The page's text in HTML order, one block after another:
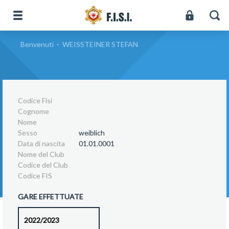
Benvenuti - WEISSTEINER STEFAN
Codice Fisi
Cognome
Nome
Sesso
weiblich
Data di nascita
01.01.0001
Nome del Club
Codice del Club
Codice FIS
GARE EFFETTUATE